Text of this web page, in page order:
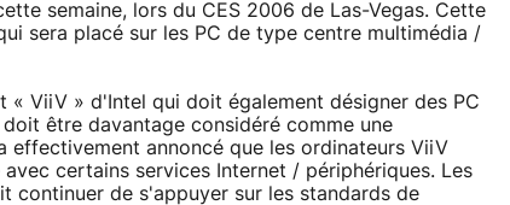
semaine, lors du CES 2006 de Las-Vegas. Cette
sera placé sur les PC de type centre multimédia /
ViiV » d'Intel qui doit également désigner des PC
être davantage considéré comme une
annoncé que les ordinateurs ViiV
certains services Internet / périphériques. Les
continuer de s'appuyer sur les standards de